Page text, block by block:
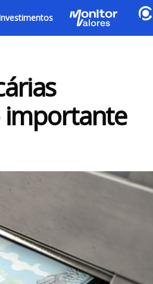
importante